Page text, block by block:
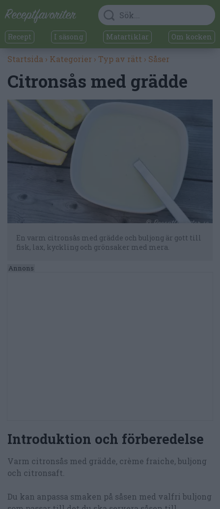
Recept I säsong Matartiklar Om kocken
Startsida › Kategorier › Typ av rätt › Såser
Citronsås med grädde
En varm citronsås med grädde och buljong är gott till
fisk, lax, kyckling och grönsaker med mera.
Introduktion och förberedelse
Varm citronsås med grädde, crème fraiche, buljong
och citronsaft.
Du kan anpassa smaken på såsen med valfri buljong